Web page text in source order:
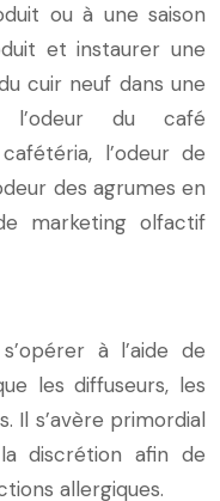
ou à une saison
et instaurer une
cuir neuf dans une
l’odeur du café
l’odeur de
des agrumes en
marketing olfactif
à l’aide de
les diffuseurs, les
Il s’avère primordial
discrétion afin de
allergiques.